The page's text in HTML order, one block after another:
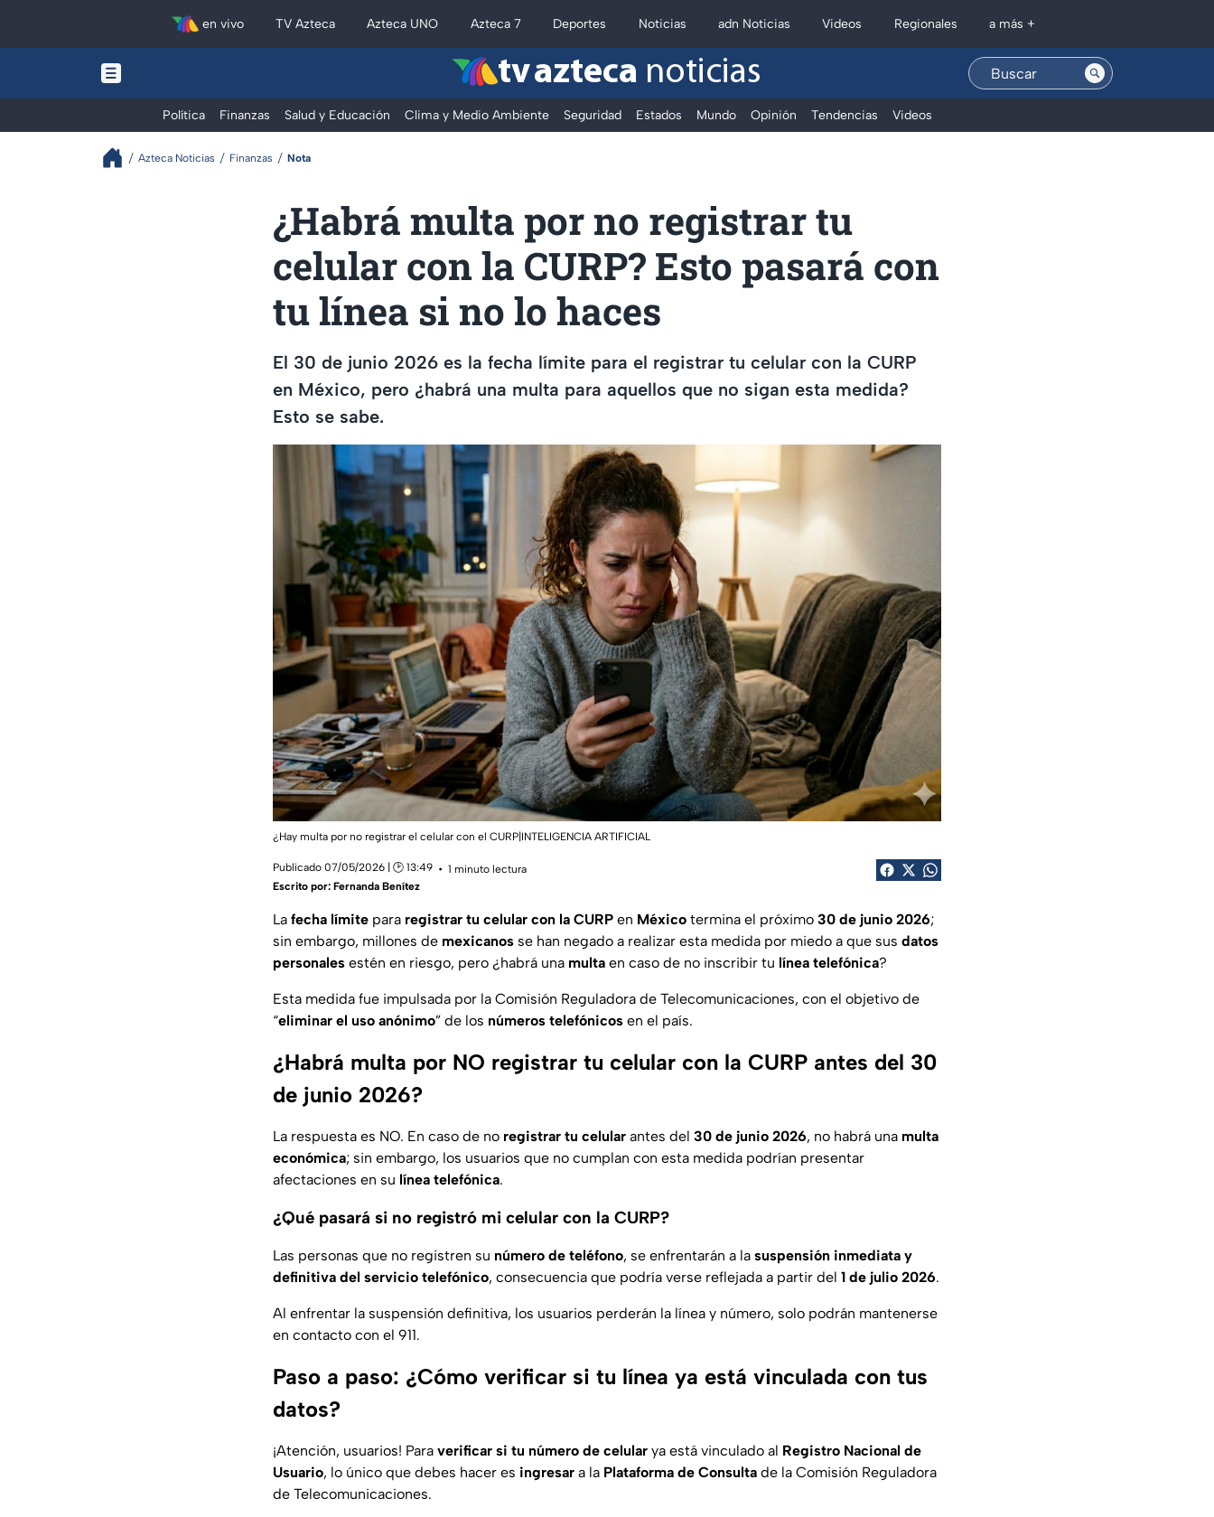
en vivo TV Azteca Azteca UNO Azteca 7 Deportes Noticias adn Noticias Videos Regionales a más +
tv azteca noticias
Política Finanzas Salud y Educación Clima y Medio Ambiente Seguridad Estados Mundo Opinión Tendencias Videos
Azteca Noticias Finanzas Nota
¿Habrá multa por no registrar tu
celular con la CURP? Esto pasará con
tu línea si no lo haces
El 30 de junio 2026 es la fecha límite para el registrar tu celular con la CURP
en México, pero ¿habrá una multa para aquellos que no sigan esta medida?
Esto se sabe.
¿Hay multa por no registrar el celular con el CURP|INTELIGENCIA ARTIFICIAL
Publicado 07/05/2026 | 🕑 13:49
1 minuto lectura
Escrito por: Fernanda Benítez
La fecha límite para registrar tu celular con la CURP en México termina el próximo 30 de junio 2026;
sin embargo, millones de mexicanos se han negado a realizar esta medida por miedo a que sus datos
personales estén en riesgo, pero ¿habrá una multa en caso de no inscribir tu línea telefónica?
Esta medida fue impulsada por la Comisión Reguladora de Telecomunicaciones, con el objetivo de
“eliminar el uso anónimo” de los números telefónicos en el país.
¿Habrá multa por NO registrar tu celular con la CURP antes del 30
de junio 2026?
La respuesta es NO. En caso de no registrar tu celular antes del 30 de junio 2026, no habrá una multa
económica; sin embargo, los usuarios que no cumplan con esta medida podrían presentar
afectaciones en su línea telefónica.
¿Qué pasará si no registró mi celular con la CURP?
Las personas que no registren su número de teléfono, se enfrentarán a la suspensión inmediata y
definitiva del servicio telefónico, consecuencia que podría verse reflejada a partir del 1 de julio 2026.
Al enfrentar la suspensión definitiva, los usuarios perderán la línea y número, solo podrán mantenerse
en contacto con el 911.
Paso a paso: ¿Cómo verificar si tu línea ya está vinculada con tus
datos?
¡Atención, usuarios! Para verificar si tu número de celular ya está vinculado al Registro Nacional de
Usuario, lo único que debes hacer es ingresar a la Plataforma de Consulta de la Comisión Reguladora
de Telecomunicaciones.